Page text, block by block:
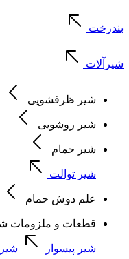
بندرخت
شیرآلات
شیر ظرفشویی
شیر روشویی
شیر حمام
شیر توالت
علم دوش حمام
قطعات و ملزومات
شیر پیسوار